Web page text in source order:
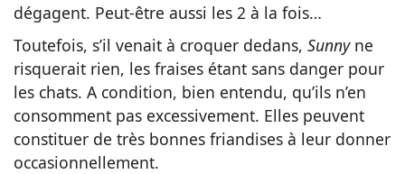
dégagent. Peut-être aussi les 2 à la fois…
Toutefois, s’il venait à croquer dedans, Sunnyne
risquerait rien, les fraises étant sans danger pour
les chats. A condition, bien entendu, qu’ils n’en
consomment pas excessivement. Elles peuvent
constituer de très bonnes friandises à leur donner
occasionnellement.